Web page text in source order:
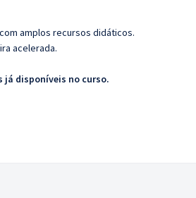
amplos recursos didáticos.
acelerada.
já disponíveis no curso.